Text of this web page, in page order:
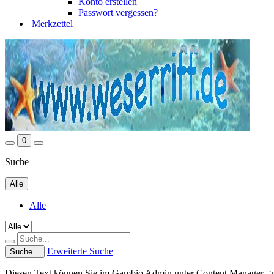
Passwort vergessen?
Merkzettel
0
Suche
Alle
Alle
Suche... Erweiterte Suche